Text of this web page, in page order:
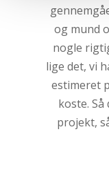
og mund
nogle
lige det, vi
estimeret
koste.
projekt,